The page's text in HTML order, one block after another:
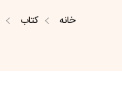
خانه کتاب